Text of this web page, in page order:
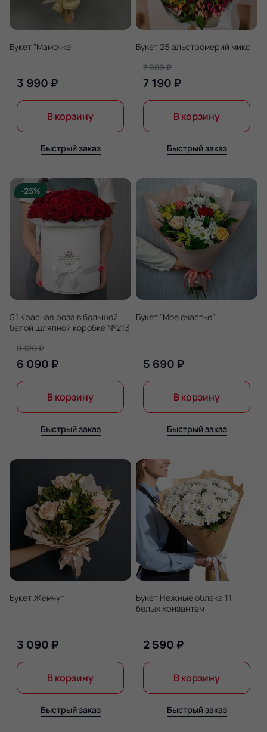
Букет "Мамочке"
3 990 ₽
В корзину
Быстрый заказ
Букет 25 альстромерий микс
7 190 ₽
7 989 ₽
В корзину
Быстрый заказ
-25%
51 Красная роза в большой
белой шляпной коробке №213
6 090 ₽
8 120 ₽
В корзину
Быстрый заказ
Букет "Мое счастье"
5 690 ₽
В корзину
Быстрый заказ
Букет Жемчуг
3 090 ₽
В корзину
Быстрый заказ
Букет Нежные облака 11
белых хризантем
2 590 ₽
В корзину
Быстрый заказ